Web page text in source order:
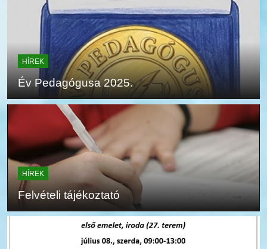
HÍREK
Év Pedagógusa 2025.
HÍREK
Felvételi tájékoztató